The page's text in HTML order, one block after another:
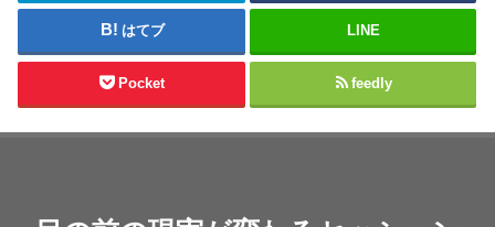
はてブ LINE
Pocket feedly